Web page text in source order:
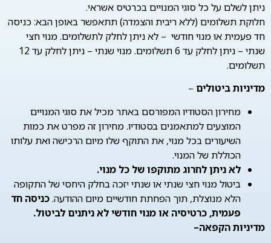
ניתן לשלם על כל סוגי המנויים בכרטיס אשראי.
חלוקת תשלומים (ללא ריבית והצמדה) תתאפשר באופן הבא: כניסה
חד פעמית או מנוי חודשי – לא ניתן לחלק לתשלומים. מנוי חצי
שנתי – ניתן לחלק עד 6 תשלומים. מנוי שנתי – ניתן לחלק עד 12
תשלומים.
מדיניות ביטולים –
מחירון הסטודיו המפורסם באתר מכיל את סוגי המנויים
המוצעים למתאמנים בסטודיו. מחירון זה מפרט את כמות
השיעורים בכל מנוי, את התוקף שלו מיום הרכישה ואת עלותו
הכוללת של המנוי.
לא ניתן לחרוג מתוקפו של כל מנוי.
ביטול מנוי חצי שנתי או שנתי יזכה בחלק היחסי של התקופה
הלא מנוצלת, תוך הפחתת חודשיים מיום ההודעה.כניסה חד
פעמית, כרטיסיה או מנוי חודשי לא ניתנים לביטול.
מדיניות הקפאה–